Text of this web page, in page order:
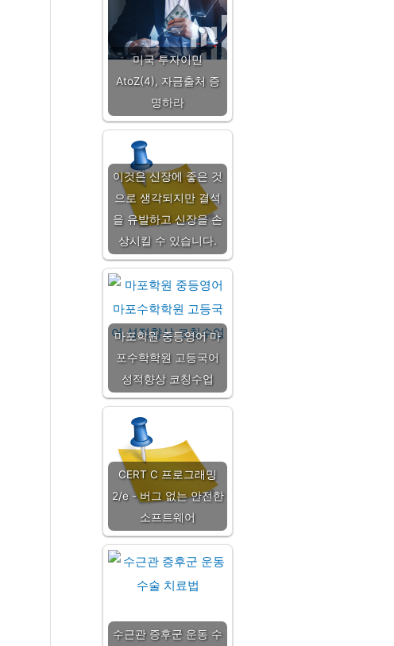
미국 투자이민
AtoZ(4), 자금출처 증
명하라
이것은 신장에 좋은 것
으로 생각되지만 결석
을 유발하고 신장을 손
상시킬 수 있습니다.
마포학원 중등영어 마
포수학학원 고등국어
성적향상 코칭수업
CERT C 프로그래밍
2/e - 버그 없는 안전한
소프트웨어
수근관 증후군 운동 수